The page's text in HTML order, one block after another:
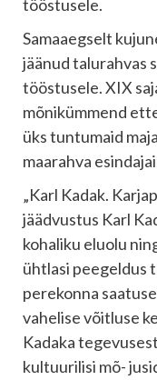
tööstusele.
Samaaegselt
jäänud talurahvas
tööstusele. XIX
mõnikümmend
üks tuntumaid
maarahva
„Karl Kadak.
jäädvustus Karl
kohaliku eluolu
ühtlasi peegeldus
perekonna
vahelise võitluse
Kadaka
kultuurilisi mõ-